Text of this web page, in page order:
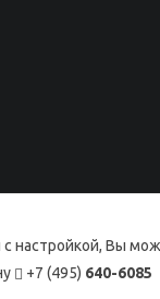
настройкой, Вы
+7 (495) 640-6085